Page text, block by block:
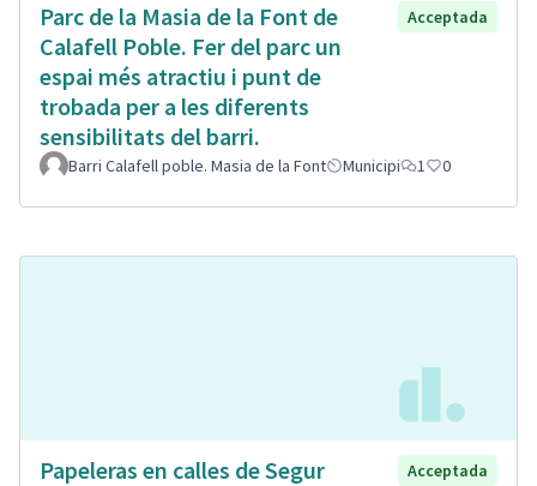
Parc de la Masia de la Font de
Calafell Poble. Fer del parc un
espai més atractiu i punt de
trobada per a les diferents
sensibilitats del barri.
Acceptada
Barri Calafell poble. Masia de la Font Municipi 1 0
Papeleras en calles de Segur
Acceptada